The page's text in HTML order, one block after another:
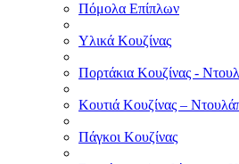
Πόμολα Επίπλων
Υλικά Κουζίνας
Πορτάκια Κουζίνας -
Κουτιά Κουζίνας –
Πάγκοι Κουζίνας